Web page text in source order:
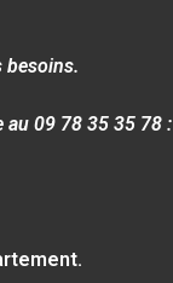
besoins.
au 09 78 35 35 78 :